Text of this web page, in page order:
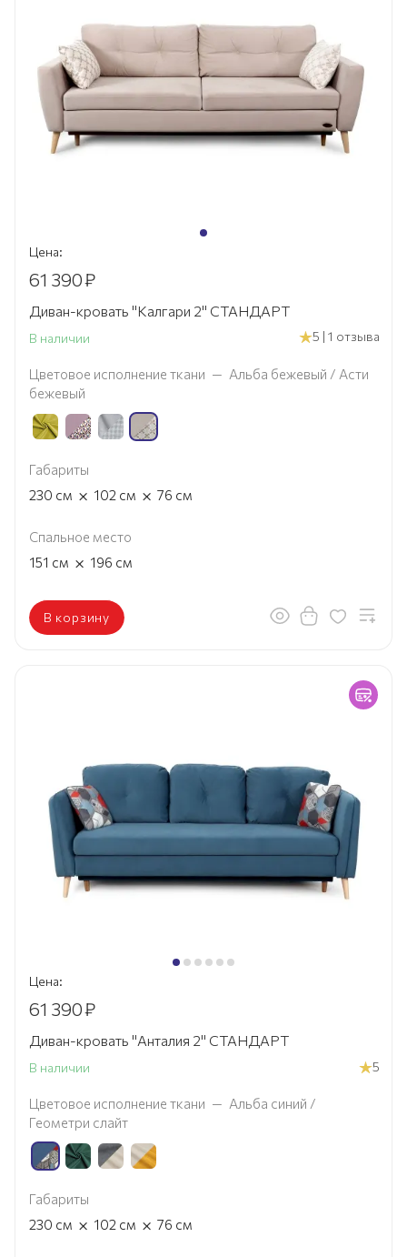
Цена:
61 390₽
Диван-кровать "Калгари 2" СТАНДАРТ
В наличии 5 | 1 отзыва
Цветовое исполнение ткани — Альба бежевый / Асти
бежевый
Габариты
230 см × 102 см × 76 см
Спальное место
151 см × 196 см
В корзину
Цена:
61 390₽
Диван-кровать "Анталия 2" СТАНДАРТ
В наличии 5
Цветовое исполнение ткани — Альба синий /
Геометри слайт
Габариты
230 см × 102 см × 76 см